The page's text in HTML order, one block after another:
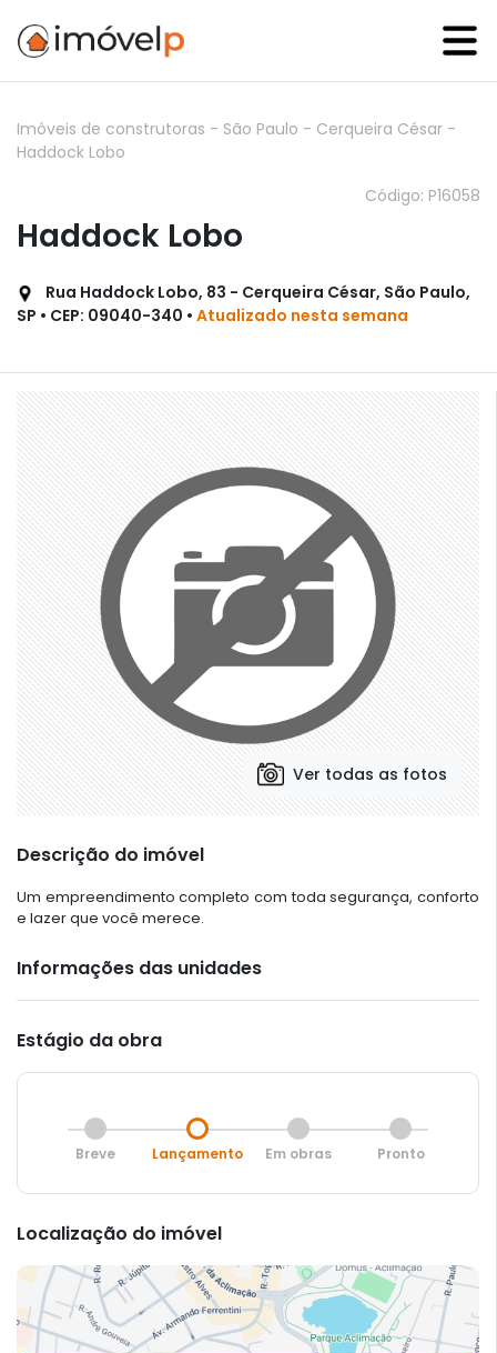
Imóveis de construtoras - São Paulo - Cerqueira César -
Haddock Lobo
Código: P16058
Haddock Lobo
Rua Haddock Lobo, 83 - Cerqueira César, São Paulo,
SP • CEP: 09040-340 • Atualizado nesta semana
Ver todas as fotos
Descrição do imóvel
Um empreendimento completo com toda segurança, conforto
e lazer que você merece.
Informações das unidades
Estágio da obra
Breve Lançamento Em obras Pronto
Localização do imóvel